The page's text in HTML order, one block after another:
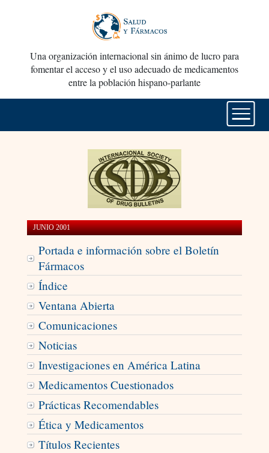
Una organización internacional sin ánimo de lucro para
fomentar el acceso y el uso adecuado de medicamentos
entre la población hispano-parlante
JUNIO 2001
Portada e información sobre el Boletín
Fármacos
Índice
Ventana Abierta
Comunicaciones
Noticias
Investigaciones en América Latina
Medicamentos Cuestionados
Prácticas Recomendables
Ética y Medicamentos
Títulos Recientes